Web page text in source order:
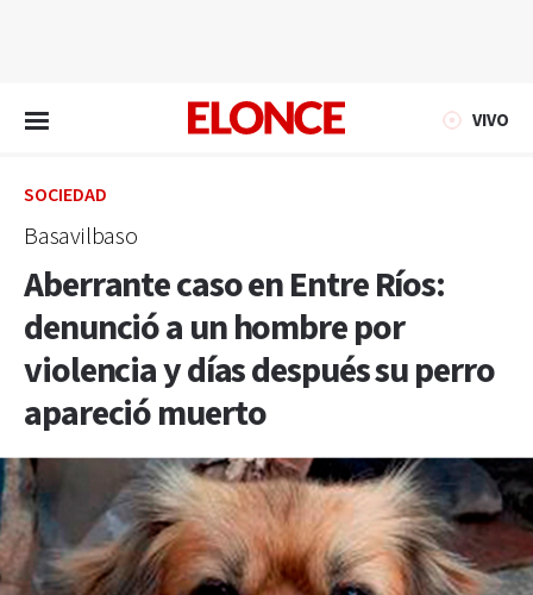
VIVO
SOCIEDAD
Basavilbaso
Aberrante caso en Entre Ríos:
denunció a un hombre por
violencia y días después su perro
apareció muerto